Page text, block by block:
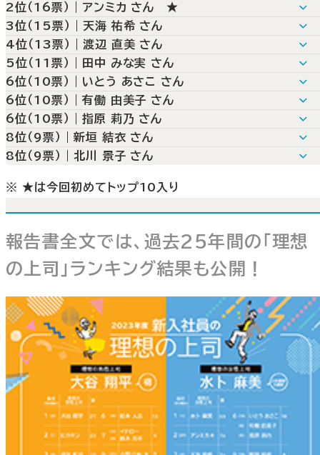
優しくて丁寧に物事を教えてくれる印象が強いため
職場雰囲気が良さそう。能力と人間性を兼ね備えて
いる
人の気持ちを理解した上で正しい方向に引っ張って
くれそうだから
明るさと実力を兼ね備えているから
しっかりと部下を導いてくれそうだから。誠実に仕
に取り組む姿が尊敬できるから。親しみやすそうだ
ら
2位（16票）｜アンミカ さん ★
仕事をしっかり教えてくれそう。ミスをしても怒らな
さそう
自分にストイックで知識や経験も豊富。 厳しく指導し
てくれつつ面倒を見てくれそうだから
日常生活におけることも相談でき、かつ尊敬できそ
だから
面白くて面倒見が良さそう
3位（15票）｜天海 祐希 さん
誰にでも平等に接してくれそうだからです
ハッキリと物事を発言してくれそうなので頼りにな
かっこよくてテキパキと仕事をしそうだからたから
男性にも劣らないカリスマ性と、ハキハキとした言動
といったものが、やはりリーダーシップを感じ魅力的
にうつったため
4位（13票）｜渡辺 直美 さん
部下を盛り上げてくれそう。気分が落ち込んでいる
に励ましてくれそう
人生を楽しみながらも自己実現している
あまり深刻にならず、ポジティブに、ミスなどしても
元気に喝を入れてくれそう。周りの人ともうまくつ
げてくれそう
5位（11票）｜田中 みな実 さん
論理的に、気を遣わずズバズバ言ってくれそうだか
プライベート面でもサポートしてくれそうだから
しっかりした面を持ちつつ時には気さくに話しかけ
くれそう
優しく指導してくれそう
6位（10票）｜いとう あさこ さん
人生相談がしやすそうで気にかけてくれそう
ダメなことはダメと言ってくれるけど優しそう
周囲をよく観察して様子を見守ってくれそうだから
明るく、ユーモアがあり否定的なことを言わなそう
6位（10票）｜有働 由美子 さん
人柄の良さ、仕事を教えるのがうまそうだから
的確な指示と判断ができそう
厳しく言うことを言ってくれながらも、日々を楽しく
過ごせそう
6位（10票）｜指原 莉乃 さん
組織のリーダーに慣れていそうだから
面白いのに、しっかり仕事をこなしているから
8位（9票）｜新垣 結衣 さん
相談にのってくれそう
8位（9票）｜北川 景子 さん
親身になってくれそう
※ ★は今回初めてトップ10入り
報告書全文では、過去25年間の「理想
の上司」ランキング結果も公開！